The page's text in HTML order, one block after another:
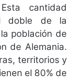
cantidad
doble de la
población de
de Alemania.
territorios y
el 80% de